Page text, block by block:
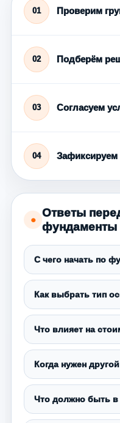
01 Проверим
02 Подберём
03 Согласуем
04 Зафиксируем
●
Ответы
фундаменты
С чего начать по
Как выбрать тип
Что влияет на
Когда нужен
Что должно быть в